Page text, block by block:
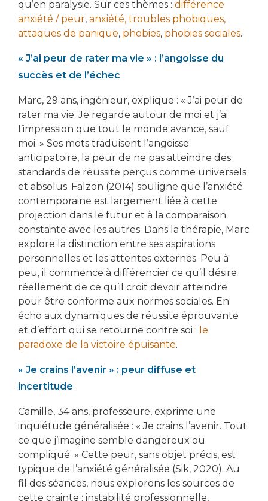
qu’en paralysie. Sur ces thèmes : différence
anxiété / peur, anxiété, troubles phobiques,
attaques de panique, phobies, phobies sociales.
« J’ai peur de rater ma vie » : l’angoisse du
succès et de l’échec
Marc, 29 ans, ingénieur, explique : « J’ai peur de
rater ma vie. Je regarde autour de moi et j’ai
l’impression que tout le monde avance, sauf
moi. » Ses mots traduisent l’angoisse
anticipatoire, la peur de ne pas atteindre des
standards de réussite perçus comme universels
et absolus. Falzon (2014) souligne que l’anxiété
contemporaine est largement liée à cette
projection dans le futur et à la comparaison
constante avec les autres. Dans la thérapie, Marc
explore la distinction entre ses aspirations
personnelles et les attentes externes. Peu à
peu, il commence à différencier ce qu’il désire
réellement de ce qu’il croit devoir atteindre
pour être conforme aux normes sociales. En
écho aux dynamiques de réussite éprouvante
et d’effort qui se retourne contre soi : le
paradoxe de la victoire épuisante.
« Je crains l’avenir » : peur diffuse et
incertitude
Camille, 34 ans, professeure, exprime une
inquiétude généralisée : « Je crains l’avenir. Tout
ce que j’imagine semble dangereux ou
compliqué. » Cette peur, sans objet précis, est
typique de l’anxiété généralisée (Sik, 2020). Au
fil des séances, nous explorons les sources de
cette crainte : instabilité professionnelle,